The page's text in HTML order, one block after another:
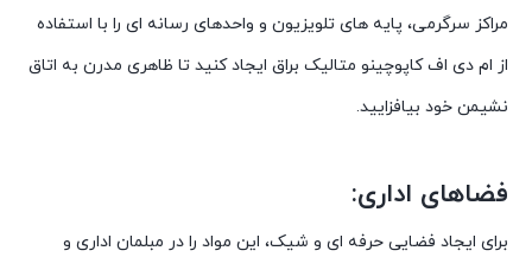
مراکز سرگرمی، پایه های تلویزیون و واحدهای رسانه ای را با استفاده
از ام دی اف کاپوچینو متالیک براق ایجاد کنید تا ظاهری مدرن به اتاق
نشیمن خود بیافزایید.
فضاهای اداری:
برای ایجاد فضایی حرفه ای و شیک، این مواد را در مبلمان اداری و